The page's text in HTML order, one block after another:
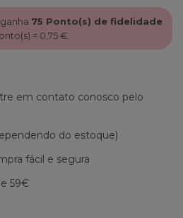
75 Ponto(s) de fidelidade
= 0,75 €
em contato conosco pelo
do estoque)
fácil e segura
59€